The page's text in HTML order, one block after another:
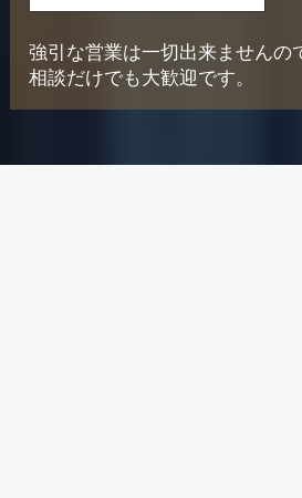
強引な営業は一切出来ませんの
相談だけでも大歓迎です。